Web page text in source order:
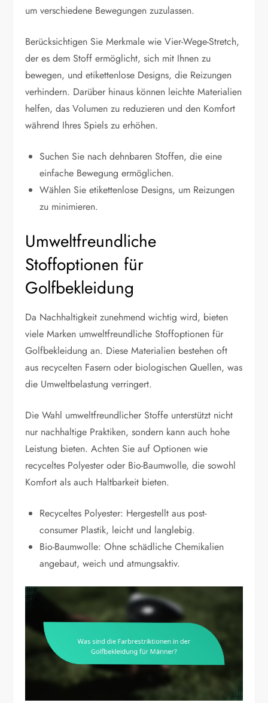
um verschiedene Bewegungen zuzulassen.
Berücksichtigen Sie Merkmale wie Vier-Wege-Stretch,
der es dem Stoff ermöglicht, sich mit Ihnen zu
bewegen, und etikettenlose Designs, die Reizungen
verhindern. Darüber hinaus können leichte Materialien
helfen, das Volumen zu reduzieren und den Komfort
während Ihres Spiels zu erhöhen.
Suchen Sie nach dehnbaren Stoffen, die eine
einfache Bewegung ermöglichen.
Wählen Sie etikettenlose Designs, um Reizungen
zu minimieren.
Umweltfreundliche
Stoffoptionen für
Golfbekleidung
Da Nachhaltigkeit zunehmend wichtig wird, bieten
viele Marken umweltfreundliche Stoffoptionen für
Golfbekleidung an. Diese Materialien bestehen oft
aus recycelten Fasern oder biologischen Quellen, was
die Umweltbelastung verringert.
Die Wahl umweltfreundlicher Stoffe unterstützt nicht
nur nachhaltige Praktiken, sondern kann auch hohe
Leistung bieten. Achten Sie auf Optionen wie
recyceltes Polyester oder Bio-Baumwolle, die sowohl
Komfort als auch Haltbarkeit bieten.
Recyceltes Polyester: Hergestellt aus post-
consumer Plastik, leicht und langlebig.
Bio-Baumwolle: Ohne schädliche Chemikalien
angebaut, weich und atmungsaktiv.